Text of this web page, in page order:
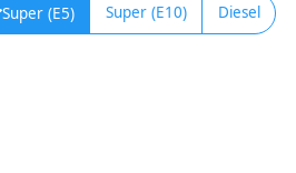
Super (E5) Super (E10) Diesel